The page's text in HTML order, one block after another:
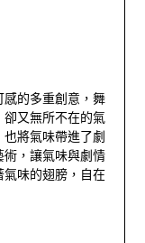
的多重創意，舞
又無所不在的氣
將氣味帶進了劇
，讓氣味與劇情
味的翅膀，自在